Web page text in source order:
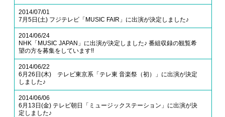
2014/07/01
7月5日(土) フジテレビ「MUSIC FAIR」に出演が決定しました♪
2014/06/24
NHK「MUSIC JAPAN」に出演が決定しました♪ 番組収録の観覧希
望の方を募集をしています!!
2014/06/22
6月26日(木) テレビ東京系「テレ東 音楽祭（初）」に出演が決定
しました♪
2014/06/06
6月13日(金) テレビ朝日「ミュージックステーション」に出演が決
定しました♪